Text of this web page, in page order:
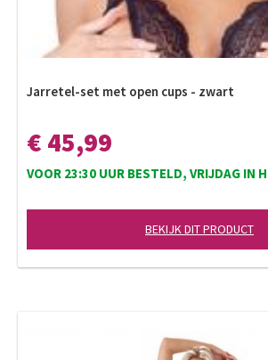
Jarretel-set met open cups - zwart
€ 45,99
VOOR 23:30 UUR BESTELD, VRIJDAG IN
BEKIJK DIT PRODUCT